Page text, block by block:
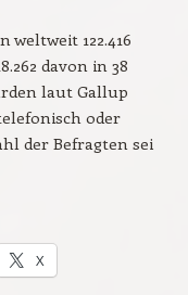
122.416
davon in 38
laut Gallup
oder
der Befragten sei
X